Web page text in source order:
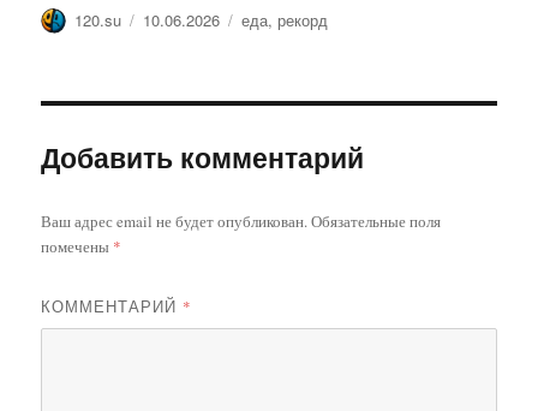
Автор
120.su Опубликовано
10.06.2026 Метки
еда, рекорд
Добавить комментарий
Ваш адрес email не будет опубликован.Обязательные поля
помечены *
КОММЕНТАРИЙ *